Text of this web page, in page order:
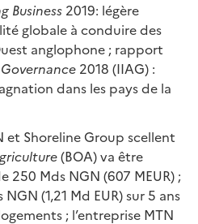
Business 2019: légère
globale à conduire des
anglophone ; rapport
2018 (IIAG) :
dans les pays de la
et Shoreline Group scellent
(BOA) va être
250 Mds NGN (607 MEUR) ;
(1,21 Md EUR) sur 5 ans
; l’entreprise MTN